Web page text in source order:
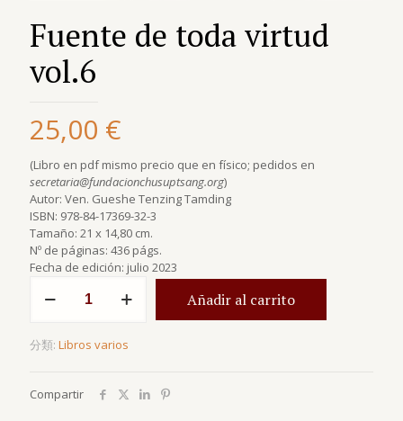
Fuente de toda virtud
vol.6
25,00 €
(Libro en pdf mismo precio que en físico; pedidos en
secretaria@fundacionchusuptsang.org)
Autor: Ven. Gueshe Tenzing Tamding
ISBN: 978-84-17369-32-3
Tamaño: 21 x 14,80 cm.
Nº de páginas: 436 págs.
Fecha de edición: julio 2023
vol.6
Añadir al carrito
分類: Libros varios
Compartir